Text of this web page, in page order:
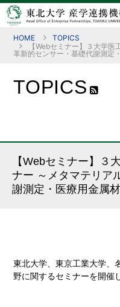
HOME
TOPICS
【Webセミナー】３大学
革新的センサー・基礎代謝測定
TOPICS
【Webセミナー】３
ナー ～メタマテリア
謝測定・医療用金属
東北大学、東京工業大学、
野に関するセミナーを開催